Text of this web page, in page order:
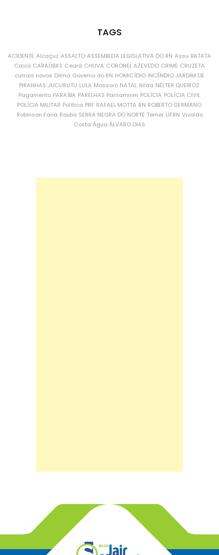
TAGS
ACIDENTE Alcaçuz ASSALTO ASSEMBLEIA LEGISLATIVA DO RN Assu BATATA
Caicó CARAÚBAS Ceará CHUVA CORONEL AZEVEDO CRIME CRUZETA
currais novos Dilma Governo do RN HOMICÍDIO INCÊNDIO JARDIM DE
PIRANHAS JUCURUTU LULA Mossoró NATAL Nilda NÉLTER QUEIROZ
Pagamento PARAÍBA PARELHAS Parnamirim POLÍCIA POLÍCIA CIVIL
POLÍCIA MILITAR Política PRF RAFAEL MOTTA RN ROBERTO GERMANO
Robinson Faria Roubo SERRA NEGRA DO NORTE Temer UFRN Vivaldo
Costa Água ÁLVARO DIAS